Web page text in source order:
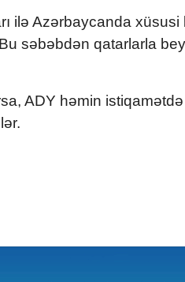
ilə Azərbaycanda
səbəbdən qatarlarla
ADY həmin